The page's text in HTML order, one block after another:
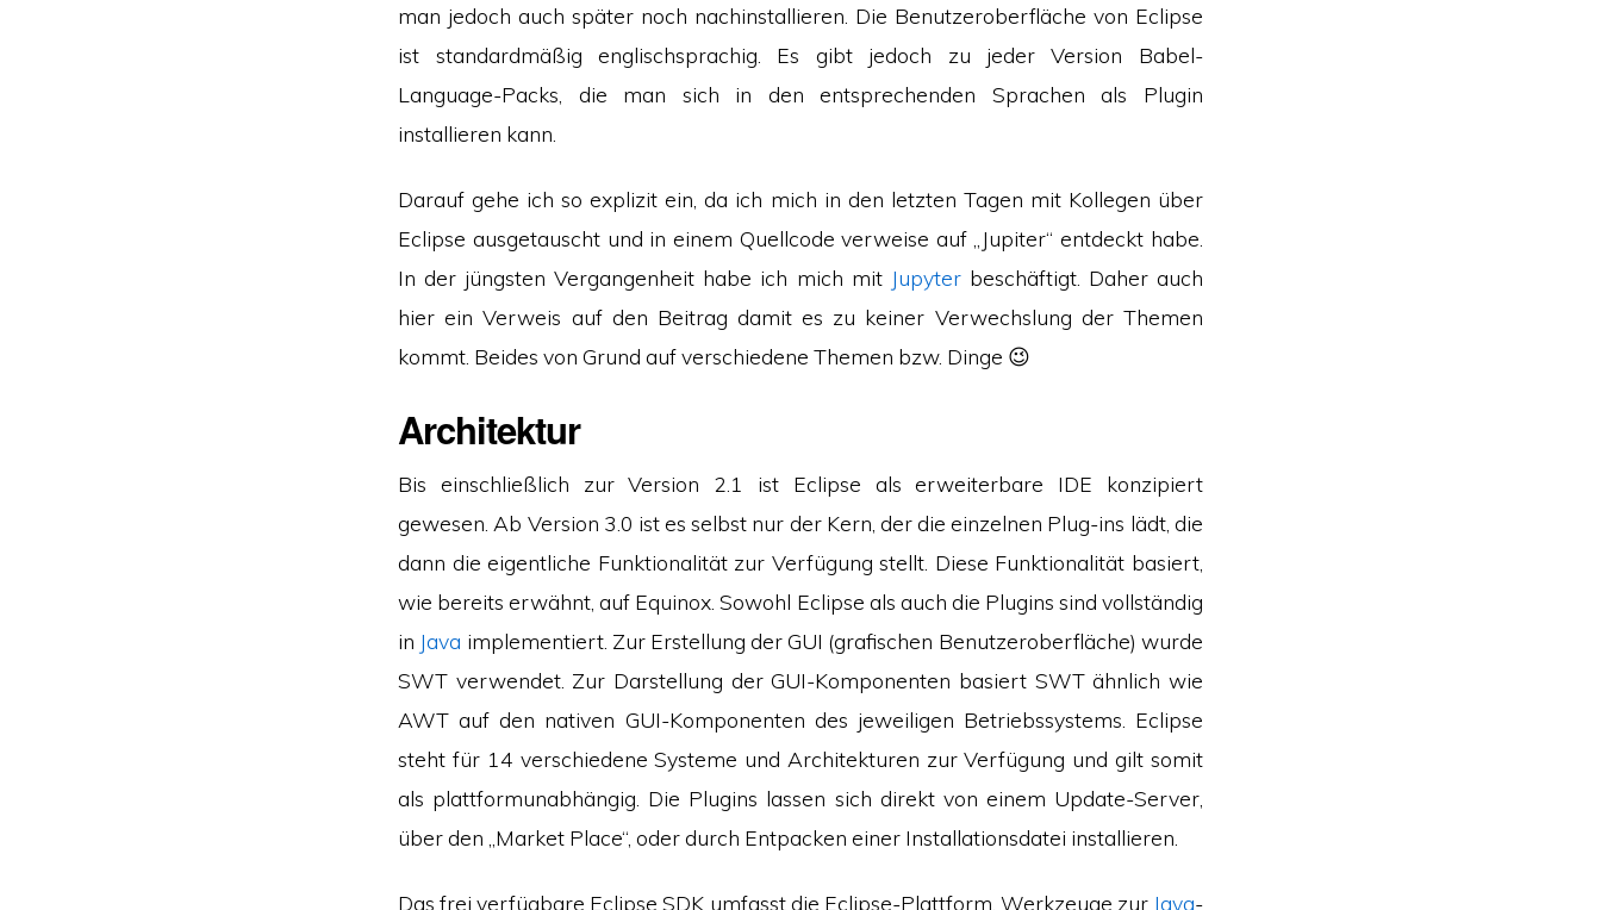
man jedoch auch später noch nachinstallieren. Die Benutzeroberfläche von Eclipse
ist standardmäßig englischsprachig. Es gibt jedoch zu jeder Version Babel-
Language-Packs, die man sich in den entsprechenden Sprachen als Plugin
installieren kann.
Darauf gehe ich so explizit ein, da ich mich in den letzten Tagen mit Kollegen über
Eclipse ausgetauscht und in einem Quellcode verweise auf „Jupiter“ entdeckt habe.
In der jüngsten Vergangenheit habe ich mich mit Jupyterbeschäftigt. Daher auch
hier ein Verweis auf den Beitrag damit es zu keiner Verwechslung der Themen
kommt. Beides von Grund auf verschiedene Themen bzw. Dinge 😉
Architektur
Bis einschließlich zur Version 2.1 ist Eclipse als erweiterbare IDE konzipiert
gewesen. Ab Version 3.0 ist es selbst nur der Kern, der die einzelnen Plug-ins lädt, die
dann die eigentliche Funktionalität zur Verfügung stellt. Diese Funktionalität basiert,
wie bereits erwähnt, auf Equinox. Sowohl Eclipse als auch die Plugins sind vollständig
in Java implementiert. Zur Erstellung der GUI (grafischen Benutzeroberfläche) wurde
SWT verwendet. Zur Darstellung der GUI-Komponenten basiert SWT ähnlich wie
AWT auf den nativen GUI-Komponenten des jeweiligen Betriebssystems. Eclipse
steht für 14 verschiedene Systeme und Architekturen zur Verfügung und gilt somit
als plattformunabhängig. Die Plugins lassen sich direkt von einem Update-Server,
über den „Market Place“, oder durch Entpacken einer Installationsdatei installieren.
Das frei verfügbare Eclipse SDK umfasst die Eclipse-Plattform, Werkzeuge zur Java-